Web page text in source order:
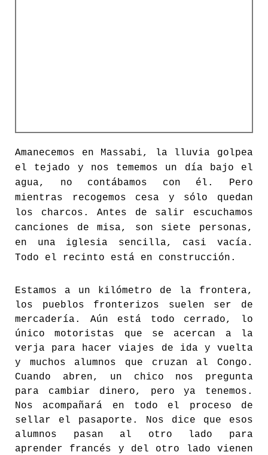
Amanecemos en Massabi, la lluvia golpea
el tejado y nos tememos un día bajo el
agua, no contábamos con él. Pero
mientras recogemos cesa y sólo quedan
los charcos. Antes de salir escuchamos
canciones de misa, son siete personas,
en una iglesia sencilla, casi vacía.
Todo el recinto está en construcción.
Estamos a un kilómetro de la frontera,
los pueblos fronterizos suelen ser de
mercadería. Aún está todo cerrado, lo
único motoristas que se acercan a la
verja para hacer viajes de ida y vuelta
y muchos alumnos que cruzan al Congo.
Cuando abren, un chico nos pregunta
para cambiar dinero, pero ya tenemos.
Nos acompañará en todo el proceso de
sellar el pasaporte. Nos dice que esos
alumnos pasan al otro lado para
aprender francés y del otro lado vienen